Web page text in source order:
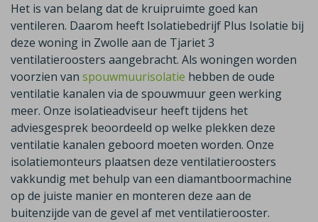
Het is van belang dat de kruipruimte goed kan
ventileren. Daarom heeft Isolatiebedrijf Plus Isolatie bij
deze woning in Zwolle aan de Tjariet 3
ventilatieroosters aangebracht. Als woningen worden
voorzien van spouwmuurisolatie hebben de oude
ventilatie kanalen via de spouwmuur geen werking
meer. Onze isolatieadviseur heeft tijdens het
adviesgesprek beoordeeld op welke plekken deze
ventilatie kanalen geboord moeten worden. Onze
isolatiemonteurs plaatsen deze ventilatieroosters
vakkundig met behulp van een diamantboormachine
op de juiste manier en monteren deze aan de
buitenzijde van de gevel af met ventilatierooster.